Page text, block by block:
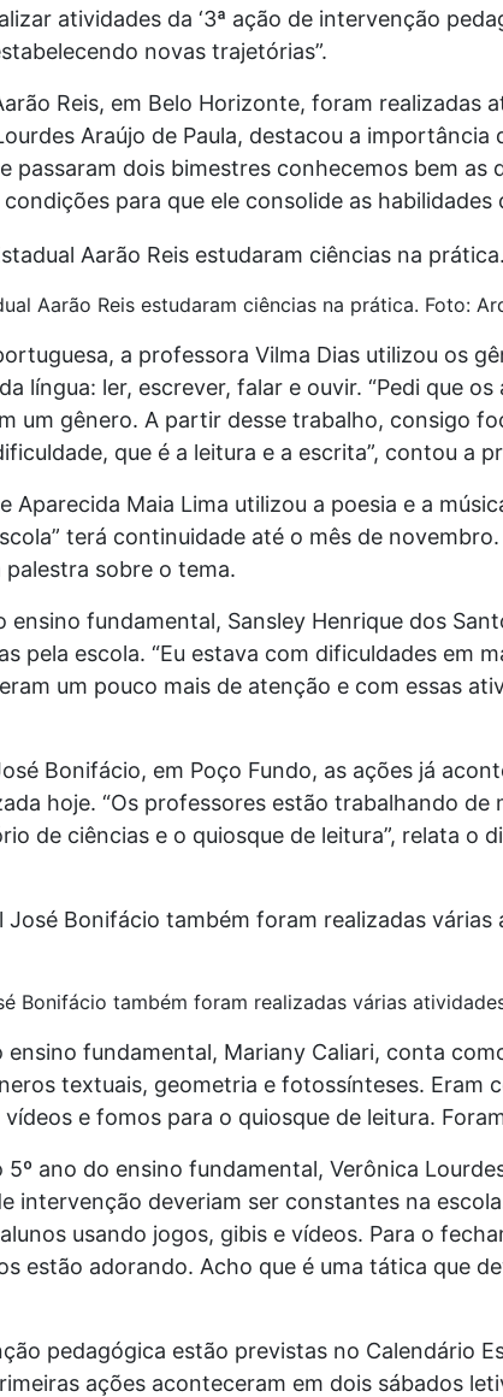
atividades da ‘3ª ação de intervenção
novas trajetórias”.
Reis, em Belo Horizonte, foram realizadas
Araújo de Paula, destacou a
passaram dois bimestres conhecemos bem as
para que ele consolide as habilidades
Aarão Reis estudaram ciências na prática. Foto:
a professora Vilma Dias utilizou os
língua: ler, escrever, falar e ouvir. “Pedi que
um gênero. A partir desse trabalho, consigo
que é a leitura e a escrita”, contou a
Aparecida Maia Lima utilizou a poesia e a
terá continuidade até o mês de
sobre o tema.
ensino fundamental, Sansley Henrique dos
pela escola. “Eu estava com dificuldades em
um pouco mais de atenção e com essas
Bonifácio, em Poço Fundo, as ações já
hoje. “Os professores estão trabalhando de
de ciências e o quiosque de leitura”, relata o
Bonifácio também foram realizadas várias
ensino fundamental, Mariany Caliari, conta
textuais, geometria e fotossínteses. Eram
e fomos para o quiosque de leitura.
ano do ensino fundamental, Verônica
intervenção deveriam ser constantes na
usando jogos, gibis e vídeos. Para o
estão adorando. Acho que é uma tática que
pedagógica estão previstas no Calendário
ações aconteceram em dois sábados